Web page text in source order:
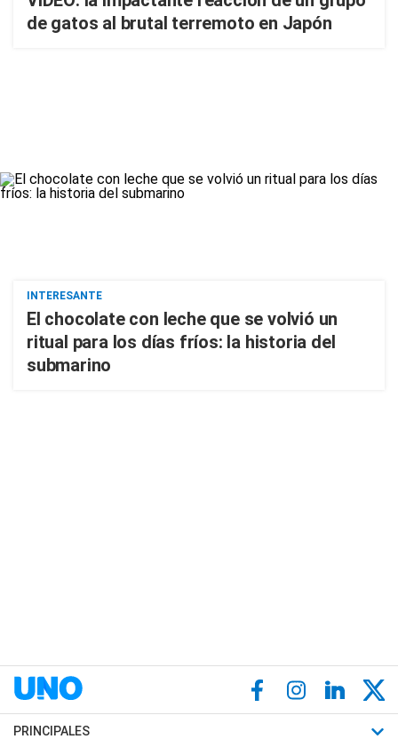
de gatos al brutal terremoto en Japón
INTERESANTE
El chocolate con leche que se volvió un
ritual para los días fríos: la historia del
submarino
PRINCIPALES